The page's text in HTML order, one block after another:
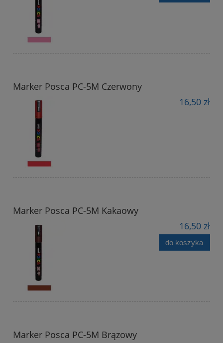
Marker Posca PC-5M Czerwony
16,50 zł
Marker Posca PC-5M Kakaowy
16,50 zł
do koszyka
Marker Posca PC-5M Brązowy